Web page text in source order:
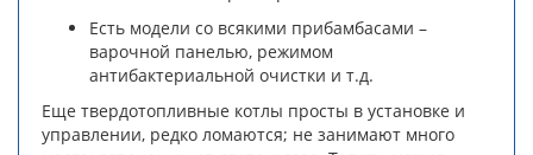
Есть модели со всякими прибамбасами –
варочной панелью, режимом
антибактериальной очистки и т.д.
Еще твердотопливные котлы просты в установке и
управлении, редко ломаются; не занимают много